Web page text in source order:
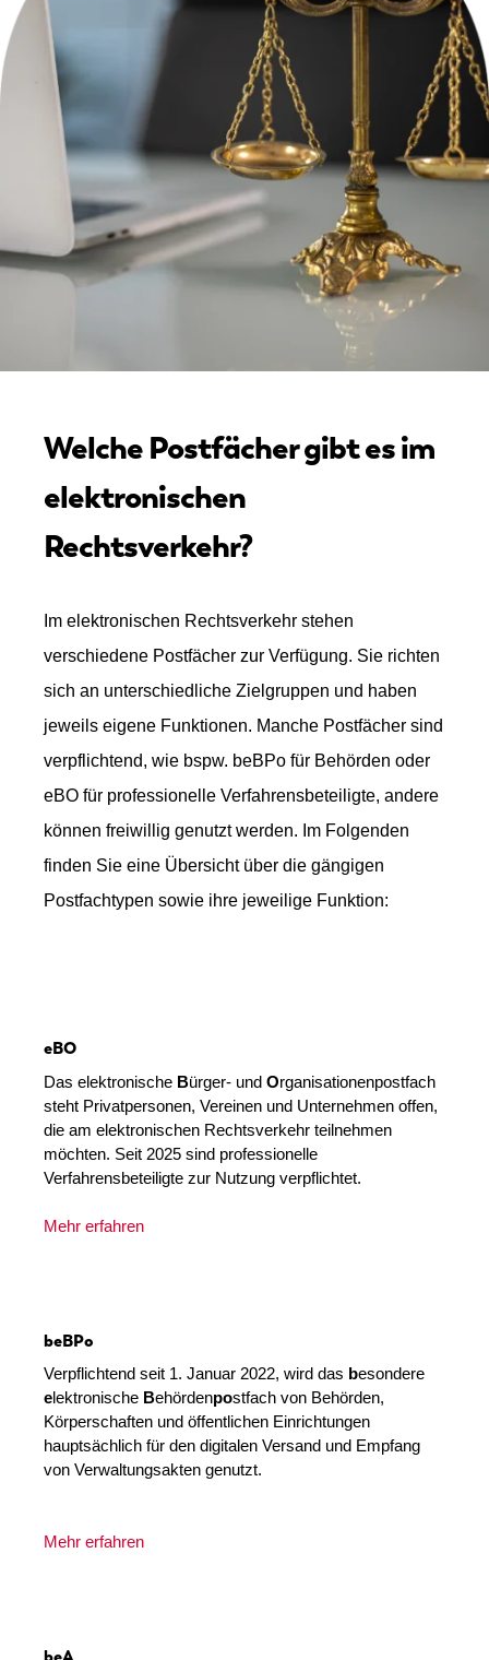
Welche Postfächer gibt es im
elektronischen
Rechtsverkehr?
Im elektronischen Rechtsverkehr stehen
verschiedene Postfächer zur Verfügung. Sie richten
sich an unterschiedliche Zielgruppen und haben
jeweils eigene Funktionen. Manche Postfächer sind
verpflichtend, wie bspw. beBPo für Behörden oder
eBO für professionelle Verfahrensbeteiligte, andere
können freiwillig genutzt werden. Im Folgenden
finden Sie eine Übersicht über die gängigen
Postfachtypen sowie ihre jeweilige Funktion:
eBO
Das elektronische Bürger- und Organisationenpostfach
steht Privatpersonen, Vereinen und Unternehmen offen,
die am elektronischen Rechtsverkehr teilnehmen
möchten. Seit 2025 sind professionelle
Verfahrensbeteiligte zur Nutzung verpflichtet.
Mehr erfahren
beBPo
Verpflichtend seit 1. Januar 2022, wird das besondere
elektronische Behördenpostfach von Behörden,
Körperschaften und öffentlichen Einrichtungen
hauptsächlich für den digitalen Versand und Empfang
von Verwaltungsakten genutzt.
Mehr erfahren